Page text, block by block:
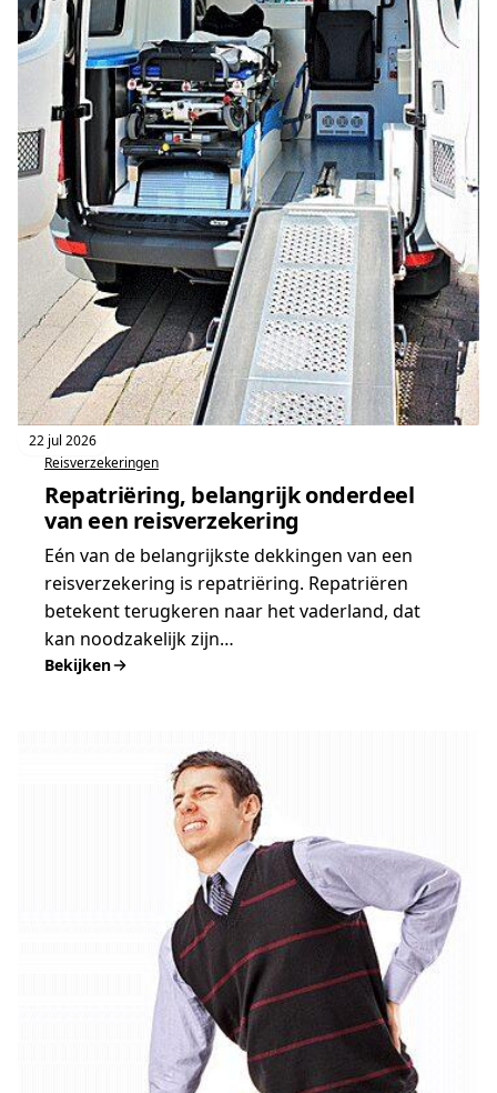
22 jul 2026
Reisverzekeringen
Repatriëring, belangrijk onderdeel
van een reisverzekering
Eén van de belangrijkste dekkingen van een
reisverzekering is repatriëring. Repatriëren
betekent terugkeren naar het vaderland, dat
kan noodzakelijk zijn…
Bekijken
: